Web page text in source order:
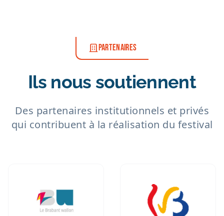
PARTENAIRES
Ils nous soutiennent
Des partenaires institutionnels et privés
qui contribuent à la réalisation du festival